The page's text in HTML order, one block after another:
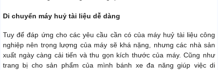
Di chuyển máy huỷ tài liệu dễ dàng
Tuy để đáp ứng cho các yêu cầu cần có của máy huỷ tài liệu công
nghiệp nên trọng lượng của máy sẽ khá nặng, nhưng các nhà sản
xuất ngày càng cải tiến và thu gọn kích thước của máy. Cũng như
trang bị cho sản phẩm của mình bánh xe đa năng giúp việc di